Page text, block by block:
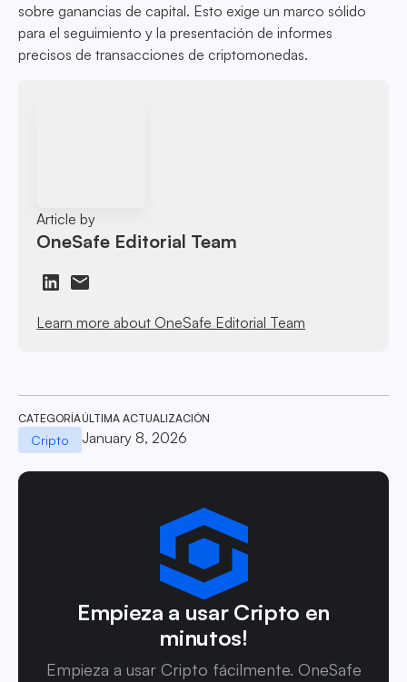
sobre ganancias de capital. Esto exige un marco sólido
para el seguimiento y la presentación de informes
precisos de transacciones de criptomonedas.
Article by
OneSafe Editorial Team
Learn more about OneSafe Editorial Team
CATEGORÍA
Cripto
ÚLTIMA ACTUALIZACIÓN
January 8, 2026
Empieza a usar Cripto en
minutos!
Empieza a usar Cripto fácilmente. OneSafe